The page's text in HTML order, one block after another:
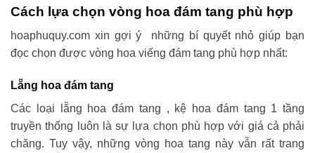
Cách lựa chọn vòng hoa đám tang phù hợp
hoaphuquy.com xin gợi ý những bí quyết nhỏ giúp bạn
đọc chọn được vòng hoa viếng đám tang phù hợp nhất:
Lẵng hoa đám tang
Các loại lẵng hoa đám tang , kệ hoa đám tang 1 tầng
truyền thống luôn là sự lựa chọn phù hợp với giá cả phải
chăng. Tuy vậy, những vòng hoa tang này vẫn rất trang